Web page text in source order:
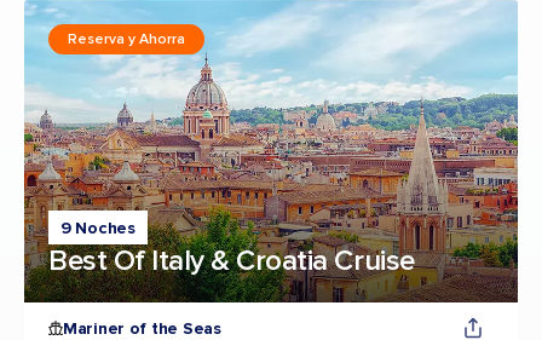
9 Noches
Best Of Italy & Croatia Cruise
Reserva y Ahorra
Mariner of the Seas